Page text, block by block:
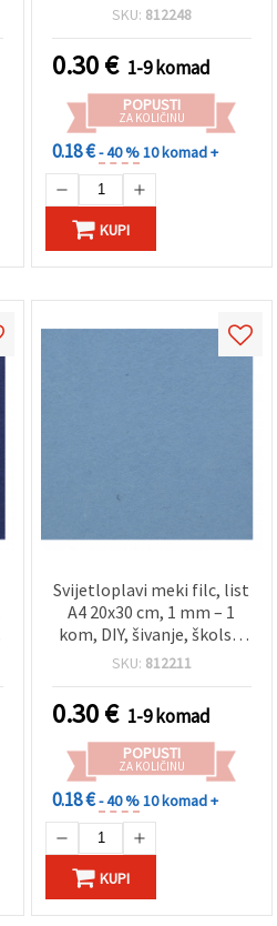
SKU: 812248
0.30€ 1-9 komad
POPUSTI
ZA KOLIČINU
0.18 €- 40 %10 komad +
KUPI
Svijetloplavi meki filc, list
A4 20x30 cm, 1 mm – 1
kom, DIY, šivanje, školski
radovi i dekoracije
SKU: 812211
0.30€ 1-9 komad
POPUSTI
ZA KOLIČINU
0.18 €- 40 %10 komad +
KUPI